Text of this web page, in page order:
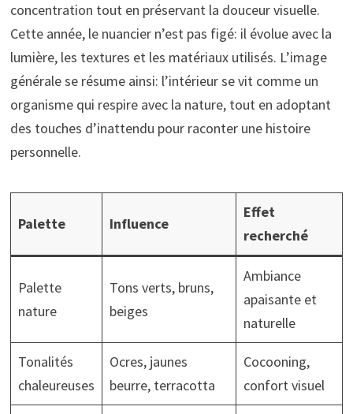
concentration tout en préservant la douceur visuelle.
Cette année, le nuancier n’est pas figé: il évolue avec la
lumière, les textures et les matériaux utilisés. L’image
générale se résume ainsi: l’intérieur se vit comme un
organisme qui respire avec la nature, tout en adoptant
des touches d’inattendu pour raconter une histoire
personnelle.
Palette Influence
Effet
recherché
Palette
nature
Tons verts, bruns,
beiges
Ambiance
apaisante et
naturelle
Tonalités
chaleureuses
Ocres, jaunes
beurre, terracotta
Cocooning,
confort visuel